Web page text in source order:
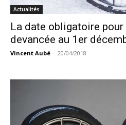
Actualités
La date obligatoire pour
devancée au 1er
Vincent Aubé - 20/04/2018